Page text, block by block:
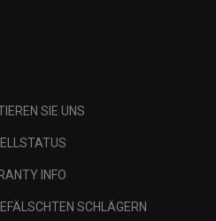
SIE UNS
INFO
SCHLÄGERN